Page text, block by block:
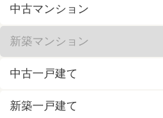
中古マンション
新築マンション
中古一戸建て
新築一戸建て